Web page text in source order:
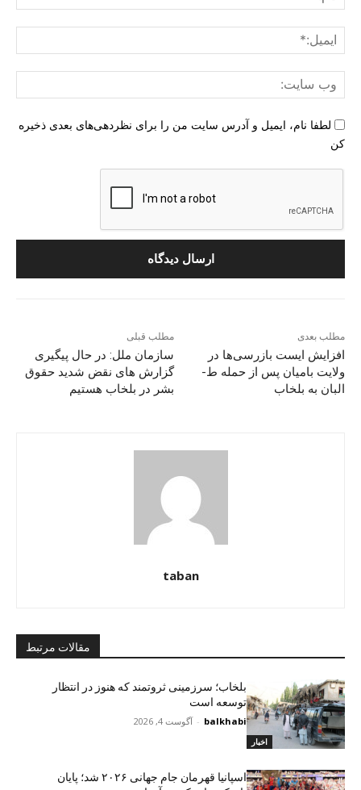
لطفا نام، ایمیل و آدرس سایت من را برای نظردهی‌های بعدی ذخیره
کن
مطلب قبلی
سازمان ملل: در حال پیگیری
گزارش های نقض شدید حقوق
بشر در بلخاب هستیم
مطلب بعدی
افزایش ایست بازرسی‌ها در
ولایت بامیان پس از حمله ط-
البان به بلخاب
taban
مقالات مرتبط
اخبار
بلخاب؛ سرزمینی ثروتمند که هنوز در انتظار
توسعه است
balkhabi
- آگوست 4, 2026
اسپانیا قهرمان جام جهانی ۲۰۲۶ شد؛ پایان